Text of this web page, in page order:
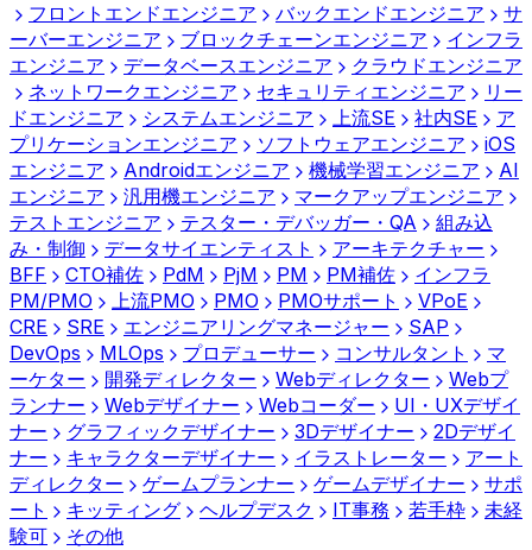
フロントエンドエンジニア
バックエンドエンジニア
サ
ーバーエンジニア
ブロックチェーンエンジニア
インフラ
エンジニア
データベースエンジニア
クラウドエンジニア
ネットワークエンジニア
セキュリティエンジニア
リー
ドエンジニア
システムエンジニア 上流SE 社内SE
ア
プリケーションエンジニア
ソフトウェアエンジニア
iOS
エンジニア
Androidエンジニア 機械学習エンジニア
AI
エンジニア
汎用機エンジニア
マークアップエンジニア
テストエンジニア
テスター・デバッガー・QA
組み込
み・制御
データサイエンティスト
アーキテクチャー
BFF
CTO補佐 PdM PjM PM PM補佐
インフラ
PM/PMO
上流PMO PMO PMOサポート
VPoE
CRE
SRE エンジニアリングマネージャー
SAP
DevOps
MLOps プロデューサー コンサルタント
マ
ーケター
開発ディレクター Webディレクター
Webプ
ランナー
Webデザイナー Webコーダー
UI・UXデザイ
ナー
グラフィックデザイナー 3Dデザイナー
2Dデザイ
ナー
キャラクターデザイナー イラストレーター
アート
ディレクター
ゲームプランナー ゲームデザイナー
サポ
ート
キッティング ヘルプデスク IT事務 若手枠
未経
験可
その他